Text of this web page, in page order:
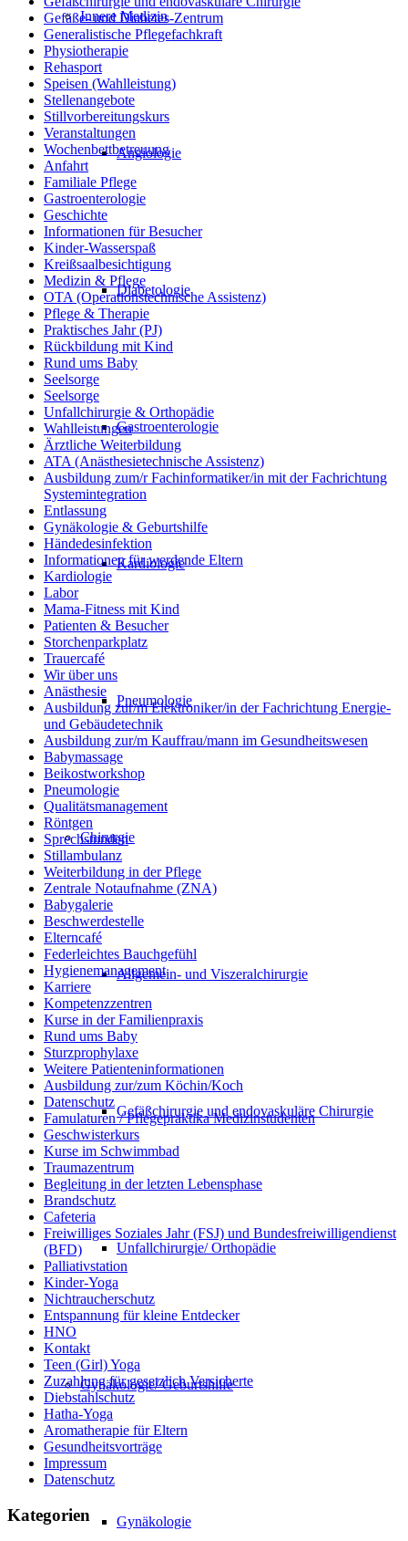
Innere Medizin
Angiologie
Diabetologie
Gastroenterologie
Kardiologie
Pneumologie
Chirurgie
Allgemein- und Viszeralchirurgie
Gefäßchirurgie und endovaskuläre Chirurgie
Unfallchirurgie/ Orthopädie
Gynäkologie/ Geburtshilfe
Gynäkologie
Gefäße- und Diabetes-Zentrum
Generalistische Pflegefachkraft
Physiotherapie
Rehasport
Speisen (Wahlleistung)
Stellenangebote
Stillvorbereitungskurs
Veranstaltungen
Wochenbettbetreuung
Anfahrt
Familiale Pflege
Gastroenterologie
Geschichte
Informationen für Besucher
Kinder-Wasserspaß
Kreißsaalbesichtigung
Medizin & Pflege
OTA (Operationstechnische Assistenz)
Pflege & Therapie
Praktisches Jahr (PJ)
Rückbildung mit Kind
Rund ums Baby
Seelsorge
Seelsorge
Unfallchirurgie & Orthopädie
Wahlleistungen
Ärztliche Weiterbildung
ATA (Anästhesietechnische Assistenz)
Ausbildung zum/r Fachinformatiker/in mit der Fachrichtung
Systemintegration
Entlassung
Gynäkologie & Geburtshilfe
Händedesinfektion
Informationen für werdende Eltern
Kardiologie
Labor
Mama-Fitness mit Kind
Patienten & Besucher
Storchenparkplatz
Trauercafé
Wir über uns
Anästhesie
Ausbildung zur/m Elektroniker/in der Fachrichtung Energie-
und Gebäudetechnik
Ausbildung zur/m Kauffrau/mann im Gesundheitswesen
Babymassage
Beikostworkshop
Pneumologie
Qualitätsmanagement
Röntgen
Sprechstunden
Stillambulanz
Weiterbildung in der Pflege
Zentrale Notaufnahme (ZNA)
Babygalerie
Beschwerdestelle
Elterncafé
Federleichtes Bauchgefühl
Hygienemanagement
Karriere
Kompetenzzentren
Kurse in der Familienpraxis
Rund ums Baby
Sturzprophylaxe
Weitere Patienteninformationen
Ausbildung zur/zum Köchin/Koch
Datenschutz
Famulaturen / Pflegepraktika Medizinstudenten
Geschwisterkurs
Kurse im Schwimmbad
Traumazentrum
Begleitung in der letzten Lebensphase
Brandschutz
Cafeteria
Freiwilliges Soziales Jahr (FSJ) und Bundesfreiwilligendienst
(BFD)
Palliativstation
Kinder-Yoga
Nichtraucherschutz
Entspannung für kleine Entdecker
HNO
Kontakt
Teen (Girl) Yoga
Zuzahlung für gesetzlich Versicherte
Diebstahlschutz
Hatha-Yoga
Aromatherapie für Eltern
Gesundheitsvorträge
Impressum
Datenschutz
Kategorien